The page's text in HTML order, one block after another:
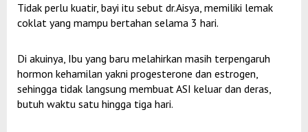
Tidak perlu kuatir, bayi itu sebut dr.Aisya, memiliki lemak
coklat yang mampu bertahan selama 3 hari.
Di akuinya, Ibu yang baru melahirkan masih terpengaruh
hormon kehamilan yakni progesterone dan estrogen,
sehingga tidak langsung membuat ASI keluar dan deras,
butuh waktu satu hingga tiga hari.